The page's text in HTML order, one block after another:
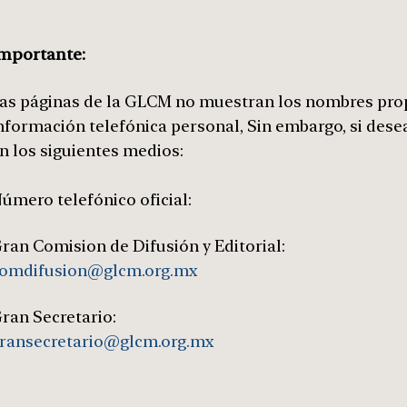
páginas de la GLCM no muestran los nombres
telefónica personal, Sin embargo, si
los siguientes medios:
telefónico oficial:
Comision de Difusión y Editorial:
Secretario: